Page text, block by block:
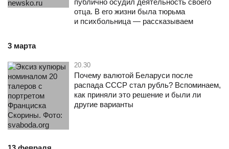
публично осудил деятельность своего
отца. В его жизни была тюрьма
и психбольница — рассказываем
3 марта
Почему валютой Беларуси после
распада СССР стал рубль? Вспоминаем,
как приняли это решение и были ли
другие варианты
20.30